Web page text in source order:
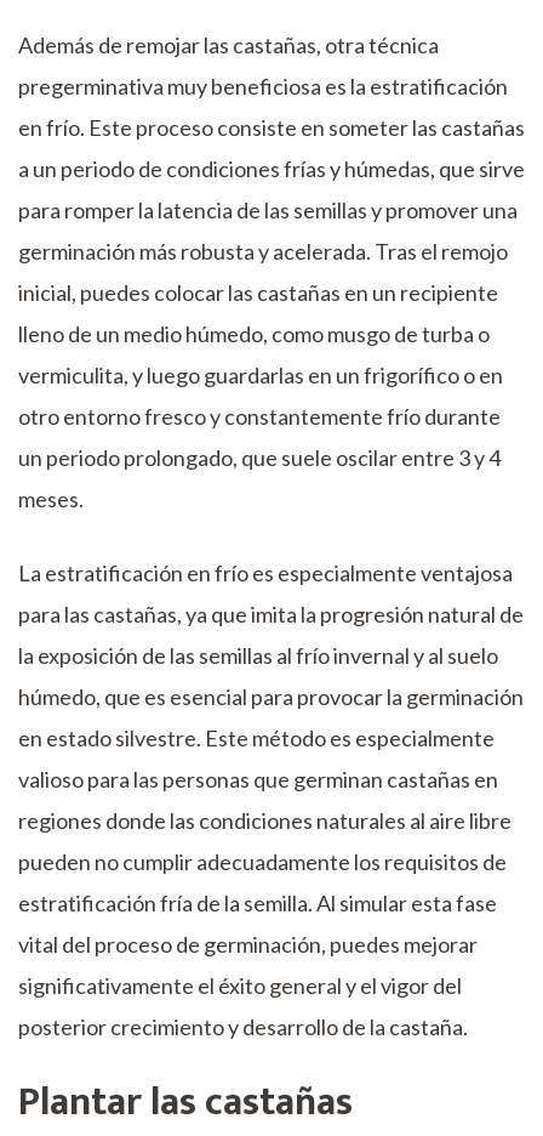
Además de remojar las castañas, otra técnica
pregerminativa muy beneficiosa es la estratificación
en frío. Este proceso consiste en someter las castañas
a un periodo de condiciones frías y húmedas, que sirve
para romper la latencia de las semillas y promover una
germinación más robusta y acelerada. Tras el remojo
inicial, puedes colocar las castañas en un recipiente
lleno de un medio húmedo, como musgo de turba o
vermiculita, y luego guardarlas en un frigorífico o en
otro entorno fresco y constantemente frío durante
un periodo prolongado, que suele oscilar entre 3 y 4
meses.
La estratificación en frío es especialmente ventajosa
para las castañas, ya que imita la progresión natural de
la exposición de las semillas al frío invernal y al suelo
húmedo, que es esencial para provocar la germinación
en estado silvestre. Este método es especialmente
valioso para las personas que germinan castañas en
regiones donde las condiciones naturales al aire libre
pueden no cumplir adecuadamente los requisitos de
estratificación fría de la semilla. Al simular esta fase
vital del proceso de germinación, puedes mejorar
significativamente el éxito general y el vigor del
posterior crecimiento y desarrollo de la castaña.
Plantar las castañas